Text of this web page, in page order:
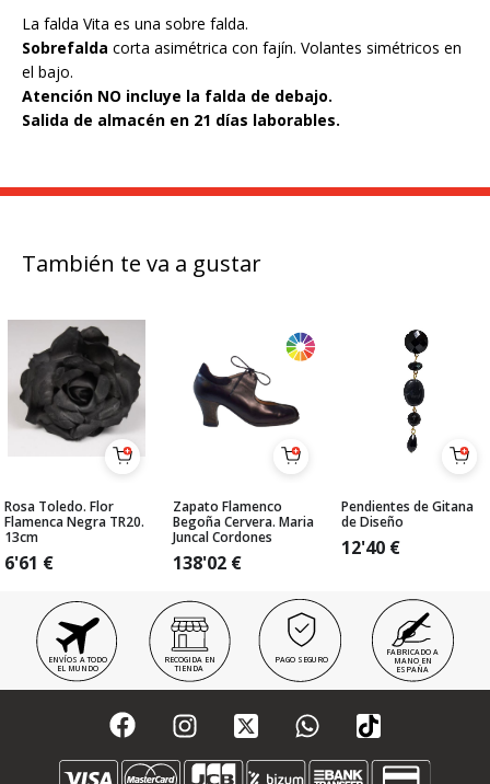
La falda Vita es una sobre falda.
Sobrefalda corta asimétrica con fajín. Volantes simétricos en
el bajo.
Atención NO incluye la falda de debajo.
Salida de almacén en 21 días laborables.
También te va a gustar
Rosa Toledo. Flor
Flamenca Negra TR20.
13cm
6'61 €
Zapato Flamenco
Begoña Cervera. Maria
Juncal Cordones
138'02 €
Pendientes de Gitana
de Diseño
12'40 €
ENVÍOS A TODO
EL MUNDO
RECOGIDA EN
TIENDA
PAGO SEGURO
FABRICADO A
MANO EN
ESPAÑA